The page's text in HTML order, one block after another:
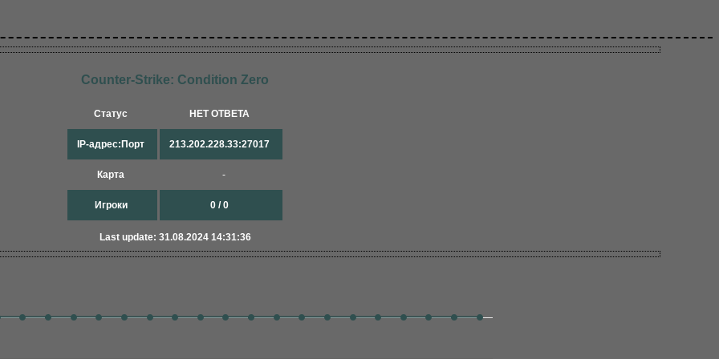
Counter-Strike: Condition Zero
Статус
IP-адрес:Порт
Карта
Игроки
НЕТ ОТВЕТА
213.202.228.33:27017
-
0 / 0
Last update: 31.08.2024 14:31:36